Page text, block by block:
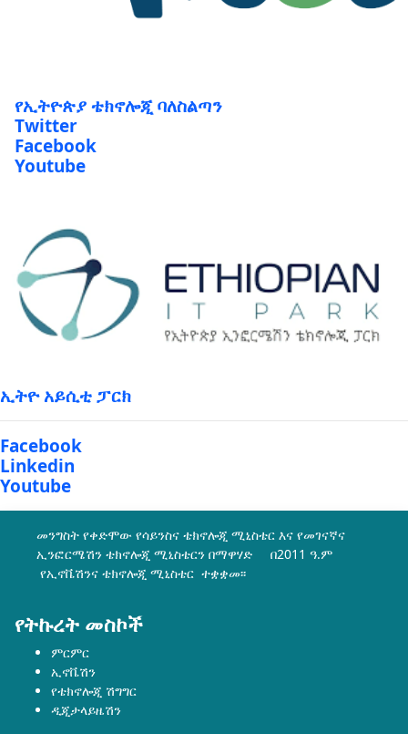
የኢትዮጵያ ቴክኖሎጂ ባለስልጣን
Twitter
Facebook
Youtube
ኢትዮ አይሲቲ ፓርክ
Facebook
Linkedin
Youtube
መንግስት የቀድሞው የሳይንስና ቴክኖሎጂ ሚኒስቴር እና የመገናኛና
ኢንፎርሜሽን ቴክኖሎጂ ሚኒስቴርን በማዋሃድ በ2011 ዓ.ም
የኢኖቬሽንና ቴክኖሎጂ ሚኒስቴር ተቋቋመ፡፡
የትኩረት መስኮች
ምርምር
ኢኖቬሽን
የቴክኖሎጂ ሽግግር
ዲጂታላይዜሽን